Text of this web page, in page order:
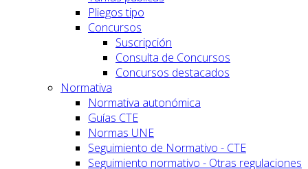
Pliegos tipo
Concursos
Suscripción
Consulta de Concursos
Concursos destacados
Normativa
Normativa autonómica
Guías CTE
Normas UNE
Seguimiento de Normativo - CTE
Seguimiento normativo - Otras regulaciones